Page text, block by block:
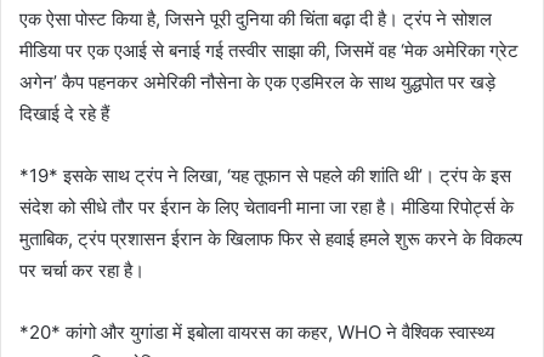
एक ऐसा पोस्ट किया है, जिसने पूरी दुनिया की चिंता बढ़ा दी है। ट्रंप ने सोशल
मीडिया पर एक एआई से बनाई गई तस्वीर साझा की, जिसमें वह ‘मेक अमेरिका ग्रेट
अगेन’ कैप पहनकर अमेरिकी नौसेना के एक एडमिरल के साथ युद्धपोत पर खड़े
दिखाई दे रहे हैं
*19* इसके साथ ट्रंप ने लिखा, ‘यह तूफान से पहले की शांति थी’। ट्रंप के इस
संदेश को सीधे तौर पर ईरान के लिए चेतावनी माना जा रहा है। मीडिया रिपोर्ट्स के
मुताबिक, ट्रंप प्रशासन ईरान के खिलाफ फिर से हवाई हमले शुरू करने के विकल्प
पर चर्चा कर रहा है।
*20* कांगो और युगांडा में इबोला वायरस का कहर, WHO ने वैश्विक स्वास्थ्य